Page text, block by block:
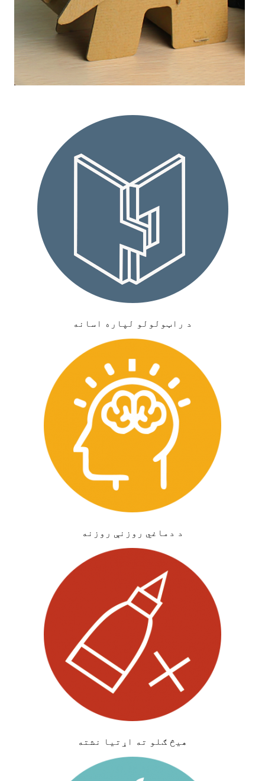
د راټولولو لپاره اسانه
د دماغي روزنې روزنه
هیڅ ګلو ته اړتیا نشته